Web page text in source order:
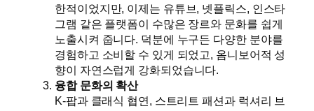
한적이었지만, 이제는 유튜브, 넷플릭스, 인스타
그램 같은 플랫폼이 수많은 장르와 문화를 쉽게
노출시켜 줍니다. 덕분에 누구든 다양한 분야를
경험하고 소비할 수 있게 되었고, 옴니보어적 성
향이 자연스럽게 강화되었습니다.
융합 문화의 확산
K-팝과 클래식 협연, 스트리트 패션과 럭셔리 브